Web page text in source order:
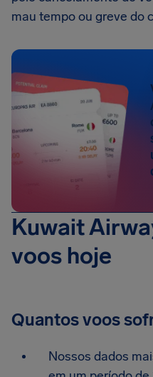
mau tempo ou greve do
Kuwait
voos hoje
Quantos voos
Nossos dados